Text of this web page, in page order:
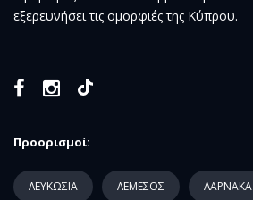
εξερευνήσει τις ομορφιές της Κύπρου.
Προορισμοί:
ΛΕΥΚΩΣΙΑ ΛΕΜΕΣΟΣ ΛΑΡΝΑΚΑ